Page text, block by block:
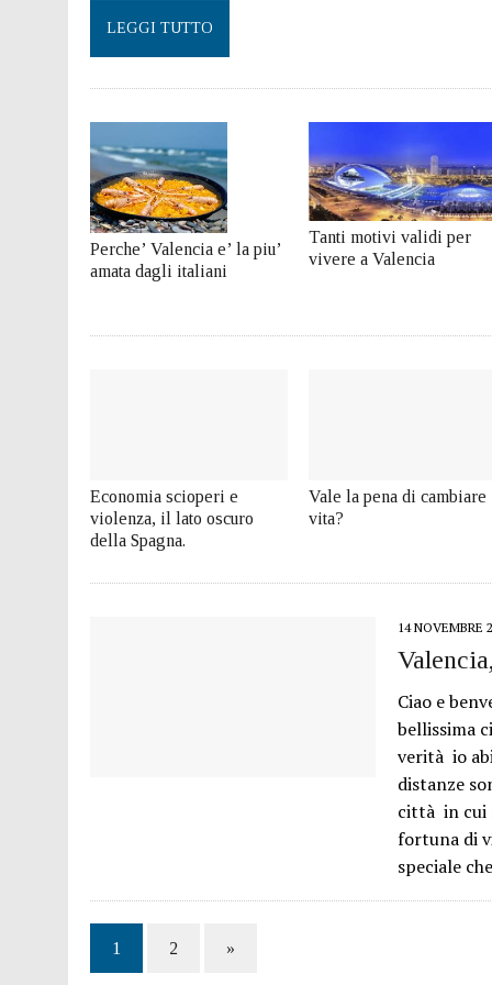
LEGGI TUTTO
Perche’ Valencia e’ la piu’
amata dagli italiani
Tanti motivi validi per
vivere a Valencia
Economia scioperi e
violenza, il lato oscuro
della Spagna.
Vale la pena di cambiare
vita?
14 NOVEMBRE
Ciao e
bellissima
verità io
distanze
città in cui
fortuna di
speciale
1 2 »